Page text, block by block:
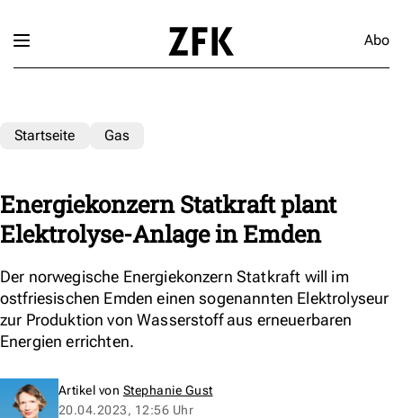
Abo
Startseite Gas
Energiekonzern Statkraft plant
Elektrolyse-Anlage in Emden
Der norwegische Energiekonzern Statkraft will im
ostfriesischen Emden einen sogenannten Elektrolyseur
zur Produktion von Wasserstoff aus erneuerbaren
Energien errichten.
Artikel von Stephanie Gust
20.04.2023, 12:56 Uhr